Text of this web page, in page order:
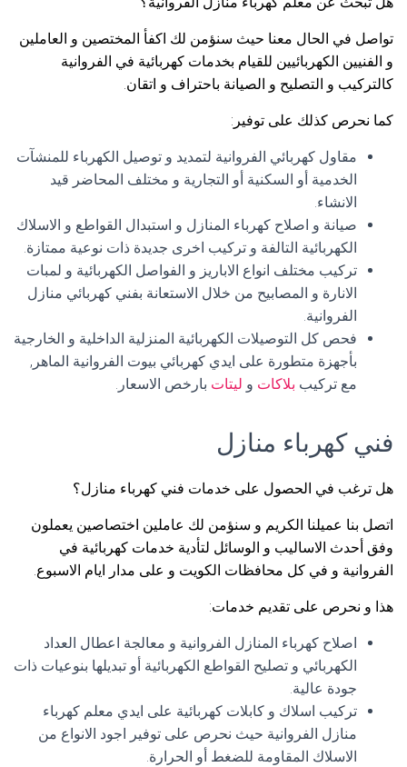
تواصل في الحال معنا حيث سنؤمن لك اكفأ المختصين و العاملين
و الفنيين الكهربائيين للقيام بخدمات كهربائية في الفروانية
كالتركيب و التصليح و الصيانة باحتراف و اتقان.
كما نحرص كذلك على توفير:
مقاول كهربائي الفروانية لتمديد و توصيل الكهرباء للمنشآت
الخدمية أو السكنية أو التجارية و مختلف المحاضر قيد
الانشاء.
صيانة و اصلاح كهرباء المنازل و استبدال القواطع و الاسلاك
الكهربائية التالفة و تركيب اخرى جديدة ذات نوعية ممتازة.
تركيب مختلف انواع الاباريز و الفواصل الكهربائية و لمبات
الانارة و المصابيح من خلال الاستعانة بفني كهربائي منازل
الفروانية.
فحص كل التوصيلات الكهربائية المنزلية الداخلية و الخارجية
بأجهزة متطورة على ايدي كهربائي بيوت الفروانية الماهر,
مع تركيب بلاكات و ليتات بارخص الاسعار.
فني كهرباء منازل
هل ترغب في الحصول على خدمات فني كهرباء منازل؟
اتصل بنا عميلنا الكريم و سنؤمن لك عاملين اختصاصين يعملون
وفق أحدث الاساليب و الوسائل لتأدية خدمات كهربائية في
الفروانية و في كل محافظات الكويت و على مدار ايام الاسبوع.
هذا و نحرص على تقديم خدمات:
اصلاح كهرباء المنازل الفروانية و معالجة اعطال العداد
الكهربائي و تصليح القواطع الكهربائية أو تبديلها بنوعيات ذات
جودة عالية.
تركيب اسلاك و كابلات كهربائية على ايدي معلم كهرباء
منازل الفروانية حيث نحرص على توفير اجود الانواع من
الاسلاك المقاومة للضغط أو الحرارة.